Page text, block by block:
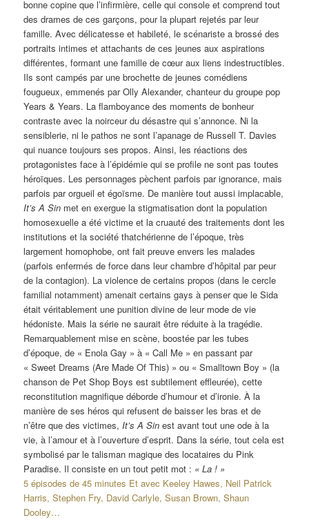
bonne copine que l’infirmière, celle qui console et comprend tout
des drames de ces garçons, pour la plupart rejetés par leur
famille. Avec délicatesse et habileté, le scénariste a brossé des
portraits intimes et attachants de ces jeunes aux aspirations
différentes, formant une famille de cœur aux liens indestructibles.
Ils sont campés par une brochette de jeunes comédiens
fougueux, emmenés par Olly Alexander, chanteur du groupe pop
Years & Years. La flamboyance des moments de bonheur
contraste avec la noirceur du désastre qui s’annonce. Ni la
sensiblerie, ni le pathos ne sont l’apanage de Russell T. Davies
qui nuance toujours ses propos. Ainsi, les réactions des
protagonistes face à l’épidémie qui se profile ne sont pas toutes
héroïques. Les personnages pèchent parfois par ignorance, mais
parfois par orgueil et égoïsme. De manière tout aussi implacable,
It’s A Sin met en exergue la stigmatisation dont la population
homosexuelle a été victime et la cruauté des traitements dont les
institutions et la société thatchérienne de l’époque, très
largement homophobe, ont fait preuve envers les malades
(parfois enfermés de force dans leur chambre d’hôpital par peur
de la contagion). La violence de certains propos (dans le cercle
familial notamment) amenait certains gays à penser que le Sida
était véritablement une punition divine de leur mode de vie
hédoniste. Mais la série ne saurait être réduite à la tragédie.
Remarquablement mise en scène, boostée par les tubes
d’époque, de « Enola Gay » à « Call Me » en passant par
« Sweet Dreams (Are Made Of This) » ou « Smalltown Boy » (la
chanson de Pet Shop Boys est subtilement effleurée), cette
reconstitution magnifique déborde d’humour et d’ironie. À la
manière de ses héros qui refusent de baisser les bras et de
n’être que des victimes,It’s A Sin est avant tout une ode à la
vie, à l’amour et à l’ouverture d’esprit. Dans la série, tout cela est
symbolisé par le talisman magique des locataires du Pink
Paradise. Il consiste en un tout petit mot : « La ! »
5 épisodes de 45 minutes Et avec Keeley Hawes, Neil Patrick
Harris, Stephen Fry, David Carlyle, Susan Brown, Shaun
Dooley…